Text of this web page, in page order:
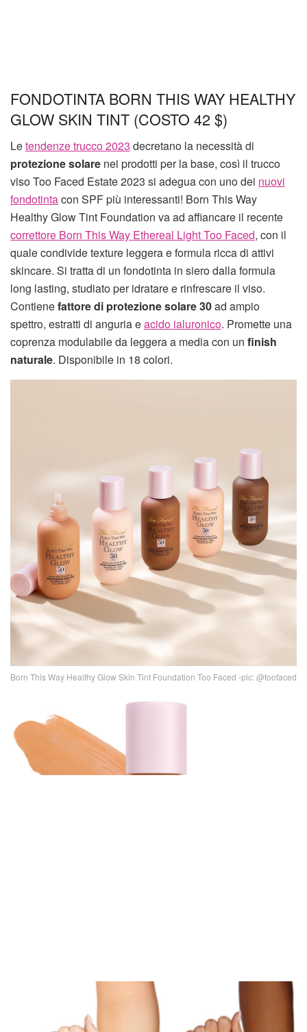
FONDOTINTA BORN THIS WAY HEALTHY
GLOW SKIN TINT (COSTO 42 $)
Letendenze trucco 2023 decretano la necessità di
protezione solare nei prodotti per la base, così il trucco
viso Too Faced Estate 2023 si adegua con uno dei nuovi
fondotintacon SPF più interessanti! Born This Way
Healthy Glow Tint Foundation va ad affiancare il recente
correttore Born This Way Ethereal Light Too Faced, con il
quale condivide texture leggera e formula ricca di attivi
skincare. Si tratta di un fondotinta in siero dalla formula
long lasting, studiato per idratare e rinfrescare il viso.
Contienefattore di protezione solare 30ad ampio
spettro, estratti di anguria eacido ialuronico. Promette una
coprenza modulabile da leggera a media con un finish
naturale. Disponibile in 18 colori.
Born This Way Healthy Glow Skin Tint Foundation Too Faced -pic: @toofaced